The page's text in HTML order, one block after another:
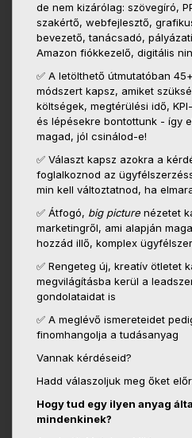
de nem kizárólag: szövegíró,
szakértő, webfejlesztő,
bevezető, tanácsadó,
Amazon fiókkezelő, digitális
✅ A letölthető útmutatóban
módszert kapsz, amiket
költségek, megtérülési idő,
és lépésekre bontottunk - így
magad, jól csinálod-e!
✅ Választ kapsz azokra a
foglalkoznod az
min kell változtatnod, ha
✅ Átfogó, big picture nézetet
marketingről, ami alapján
hozzád illő, komplex
✅ Rengeteg új, kreatív ötletet
megvilágításba kerül a
gondolataidat is
✅ A meglévő ismereteidet
finomhangolja a tudásanyag
Vannak kérdéseid?
Hadd válaszoljuk meg őket
Hogy tud egy ilyen anyag
mindenkinek?